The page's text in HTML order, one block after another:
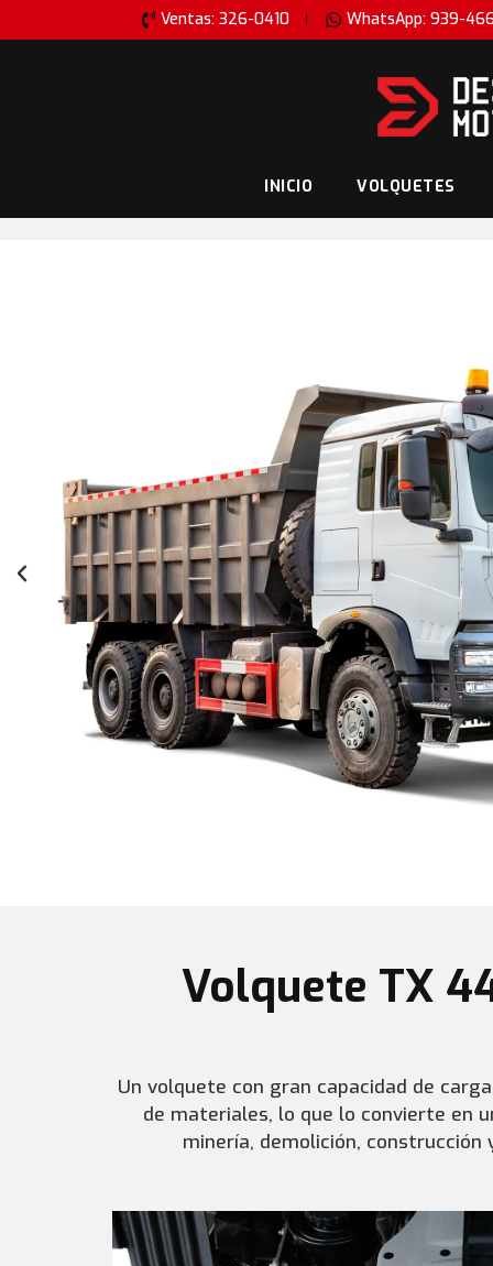
Ventas: 326-0410 WhatsApp: 939-
INICIO VOLQUETES
Volquete TX
Un volquete con gran capacidad de
de materiales, lo que lo convierte en
minería, demolición,